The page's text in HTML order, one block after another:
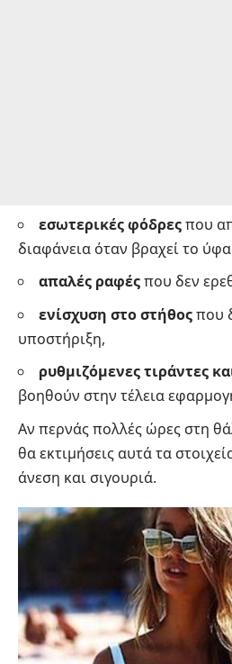
εσωτερικές φόδρεςπου
διαφάνεια όταν βραχεί το
απαλές ραφέςπου δεν
ενίσχυση στο στήθοςπου
υποστήριξη,
ρυθμιζόμενες τιράντες
βοηθούν στην τέλεια
Αν περνάς πολλές ώρες στη
θα εκτιμήσεις αυτά τα
άνεση και σιγουριά.